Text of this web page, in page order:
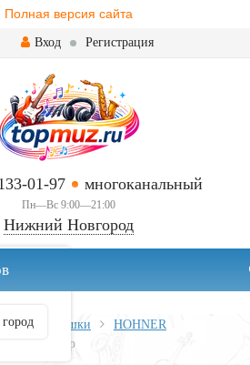
Полная версия сайта
Вход Регистрация
01-97 многоканальный
Пн—Вс 9:00—21:00
Нижний Новгород
гармошки
HOHNER
Big River Harp